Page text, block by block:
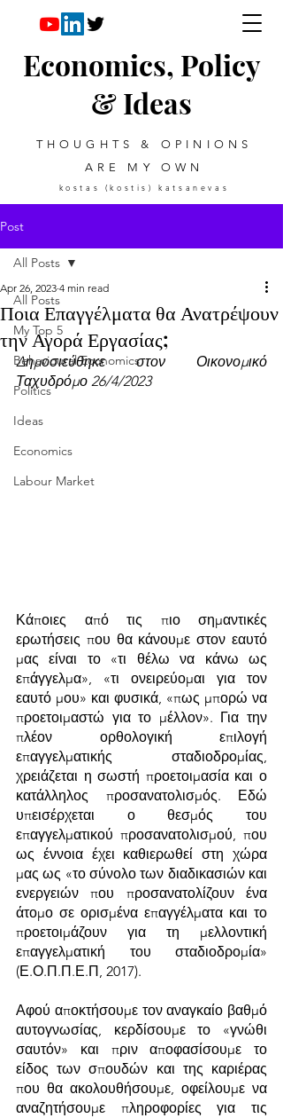
Economics, Policy
& Ideas
THOUGHTS & OPINIONS
ARE MY OWN
kostas (kostis) katsanevas
Post
All Posts
My Top 5
Behavioural Economics
Politics
Ideas
Economics
Labour Market
All Posts
Ποια Επαγγέλματα θα Ανατρέψουν
την Αγορά Εργασίας;
Apr 26, 2023 4 min read
Δημοσιεύθηκε στον Οικονομικό
Ταχυδρόμο 26/4/2023
Κάποιες από τις πιο σημαντικές
ερωτήσεις που θα κάνουμε στον εαυτό
μας είναι το «τι θέλω να κάνω ως
επάγγελμα», «τι ονειρεύομαι για τον
εαυτό μου» και φυσικά, «πως μπορώ να
προετοιμαστώ για το μέλλον». Για την
πλέον ορθολογική επιλογή
επαγγελματικής σταδιοδρομίας,
χρειάζεται η σωστή προετοιμασία και ο
κατάλληλος προσανατολισμός. Εδώ
υπεισέρχεται ο θεσμός του
επαγγελματικού προσανατολισμού, που
ως έννοια έχει καθιερωθεί στη χώρα
μας ως «το σύνολο των διαδικασιών και
ενεργειών που προσανατολίζουν ένα
άτομο σε ορισμένα επαγγέλματα και το
προετοιμάζουν για τη μελλοντική
επαγγελματική του σταδιοδρομία»
(Ε.Ο.Π.Π.Ε.Π, 2017).
Αφού αποκτήσουμε τον αναγκαίο βαθμό
αυτογνωσίας, κερδίσουμε το «γνώθι
σαυτόν» και πριν αποφασίσουμε το
είδος των σπουδών και της καριέρας
που θα ακολουθήσουμε, οφείλουμε να
αναζητήσουμε πληροφορίες για τις